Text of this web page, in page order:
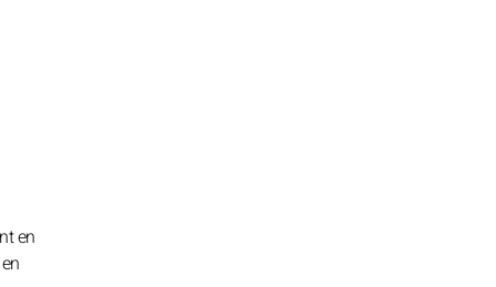
en